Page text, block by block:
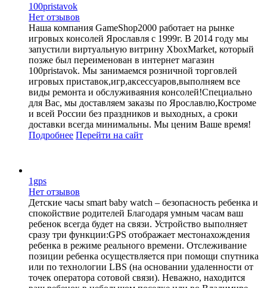
100pristavok
Нет отзывов
Наша компания GameShop2000 работает на рынке
игровых консолей Ярославля с 1999г. В 2014 году мы
запустили виртуальную витрину XboxMarket, который
позже был переименован в интернет магазин
100pristavok. Мы занимаемся розничной торговлей
игровых приставок,игр,аксессуаров,выполняем все
виды ремонта и обслуживаяния консолей!Специально
для Вас, мы доставляем заказы по Ярославлю,Костроме
и всей России без праздников и выходных, а сроки
доставки всегда минимальны. Мы ценим Ваше время!
Подробнее Перейти на сайт
1gps
Нет отзывов
Детские часы smart baby watch – безопасность ребенка и
спокойствие родителей Благодаря умным часам ваш
ребенок всегда будет на связи. Устройство выполняет
сразу три функции:GPS отображает местонахождения
ребенка в режиме реального времени. Отслеживание
позиции ребенка осуществляется при помощи спутника
или по технологии LBS (на основании удаленности от
точек оператора сотовой связи). Неважно, находится